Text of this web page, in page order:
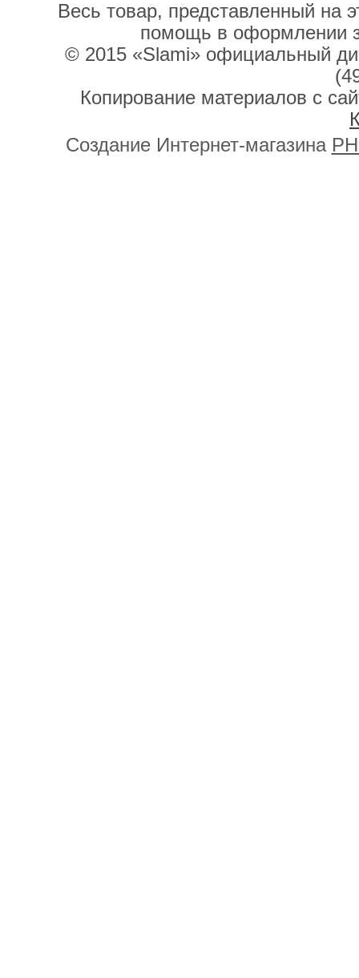
Весь товар, представленный на
помощь в оформлении
© 2015 «Slami» официальный
Копирование материалов с
Создание Интернет-магазина